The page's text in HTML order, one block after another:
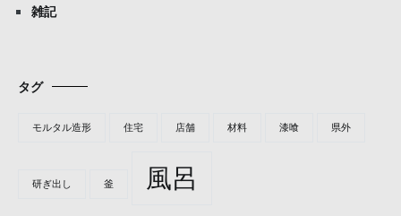
雑記
タグ
モルタル造形 住宅 店舗 材料 漆喰 県外
研ぎ出し 釜 風呂